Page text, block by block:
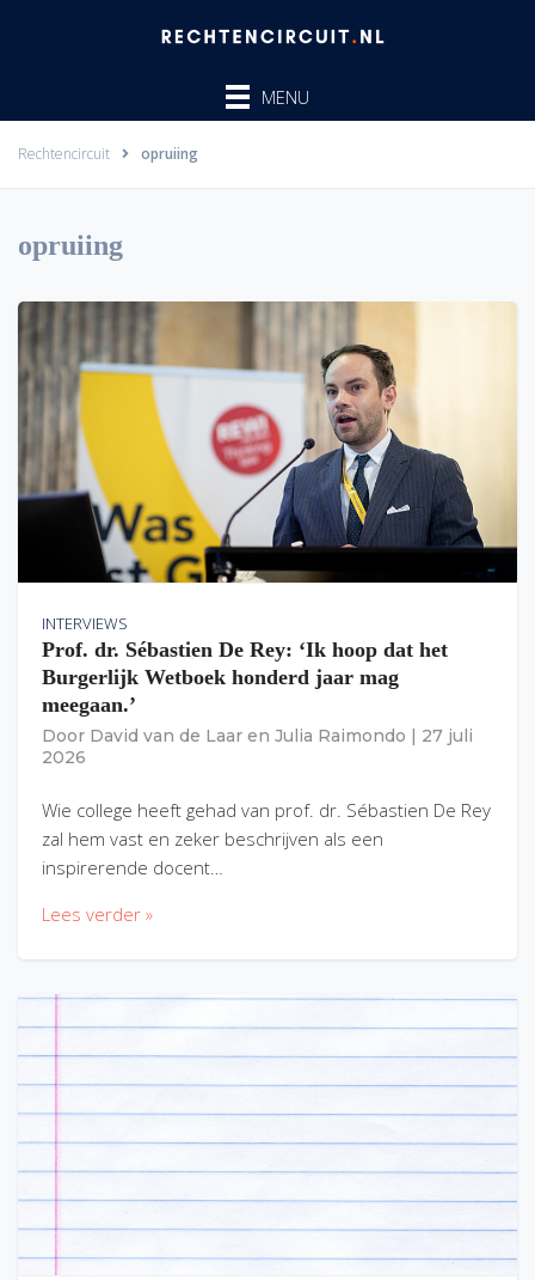
MENU
Rechtencircuit opruiing
opruiing
INTERVIEWS
Prof. dr. Sébastien De Rey: ‘Ik hoop dat het
Burgerlijk Wetboek honderd jaar mag
meegaan.’
Door David van de Laar en Julia Raimondo
27 juli
2026
Wie college heeft gehad van prof. dr. Sébastien De Rey
zal hem vast en zeker beschrijven als een
inspirerende docent…
Lees verder »